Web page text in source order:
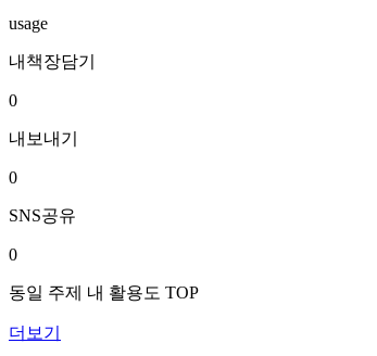
usage
내책장담기
0
내보내기
0
SNS공유
0
동일 주제 내 활용도 TOP
더보기